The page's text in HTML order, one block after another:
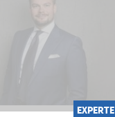
EXPERTE